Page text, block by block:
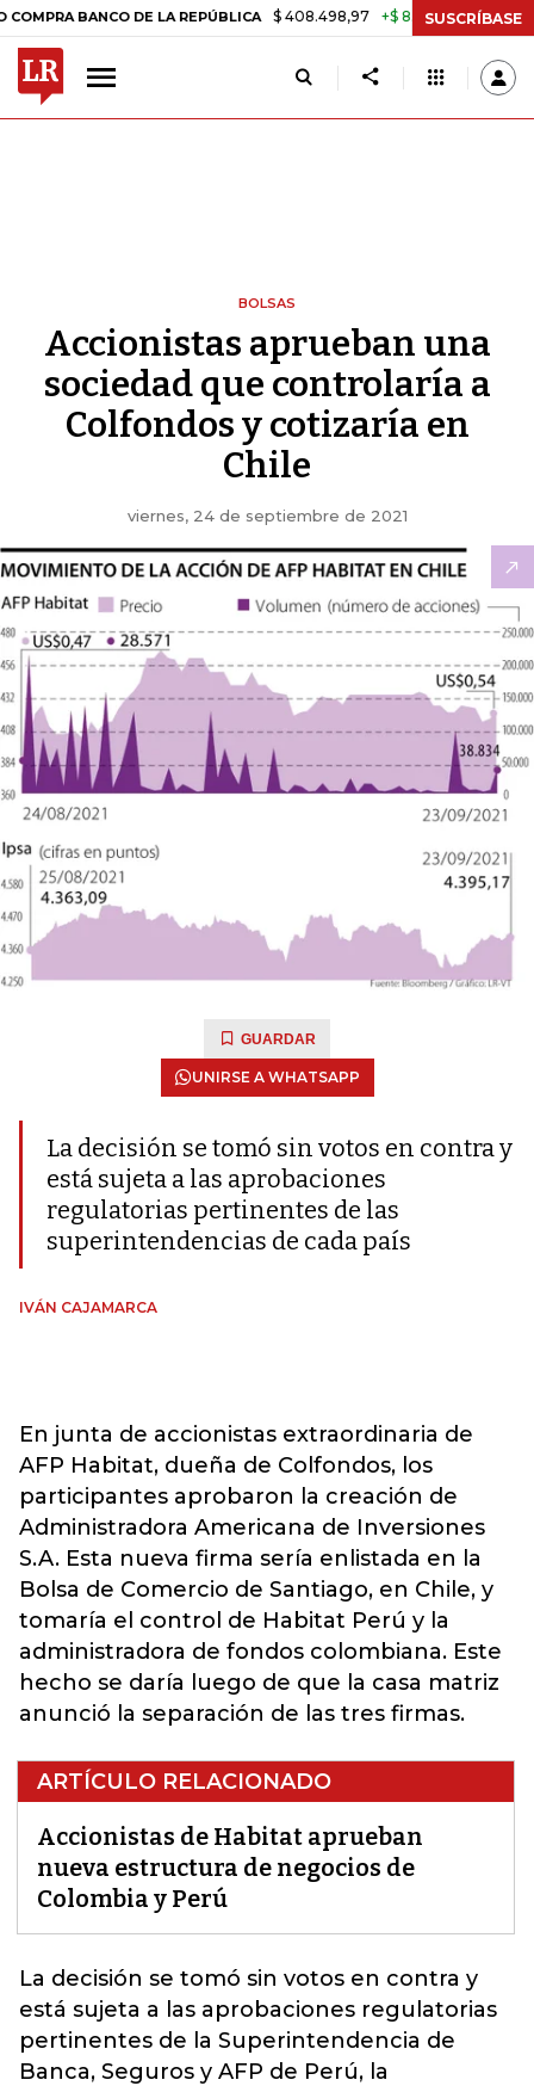
BANCO DE LA REPÚBLICA $ 408.498,97 +$ 8.753,81 +2,19%
SUSCRÍBASE
BOLSAS
Accionistas aprueban una
sociedad que controlaría a
Colfondos y cotizaría en
Chile
viernes, 24 de septiembre de 2021
GUARDAR
UNIRSE A WHATSAPP
La decisión se tomó sin votos en contra y
está sujeta a las aprobaciones
regulatorias pertinentes de las
superintendencias de cada país
IVÁN CAJAMARCA
En junta de accionistas extraordinaria de
AFP Habitat, dueña de Colfondos, los
participantes aprobaron la creación de
Administradora Americana de Inversiones
S.A. Esta nueva firma sería enlistada en la
Bolsa de Comercio de Santiago, en Chile, y
tomaría el control de Habitat Perú y la
administradora de fondos colombiana. Este
hecho se daría luego de que la casa matriz
anunció la separación de las tres firmas.
ARTÍCULO RELACIONADO
Accionistas de Habitat aprueban
nueva estructura de negocios de
Colombia y Perú
La decisión se tomó sin votos en contra y
está sujeta a las aprobaciones regulatorias
pertinentes de la Superintendencia de
Banca, Seguros y AFP de Perú, la